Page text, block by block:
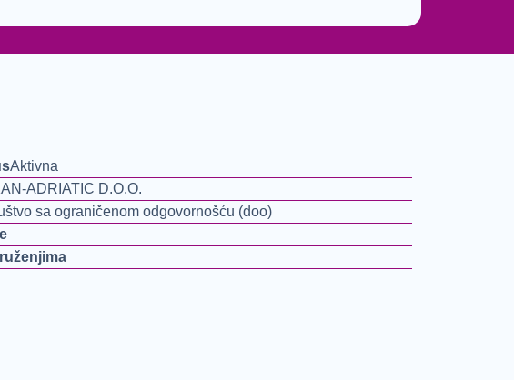
Aktivna
ADRIATIC D.O.O.
sa ograničenom odgovornošću (doo)